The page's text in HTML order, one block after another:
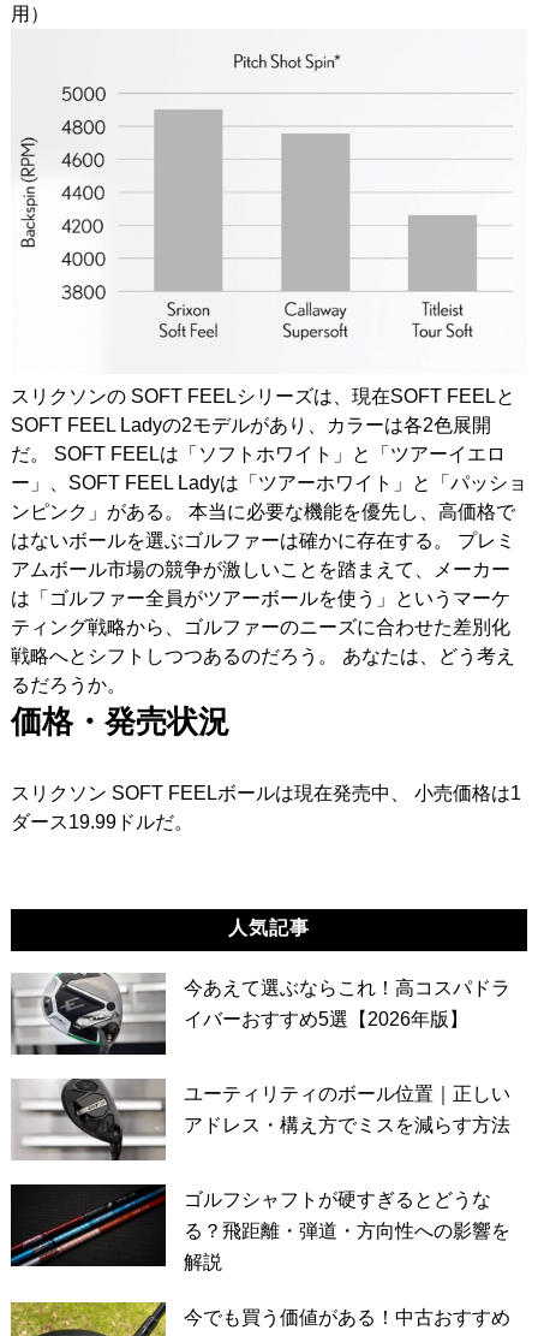
用）
スリクソンの SOFT FEELシリーズは、現在SOFT FEELと
SOFT FEEL Ladyの2モデルがあり、カラーは各2色展開
だ。 SOFT FEELは「ソフトホワイト」と「ツアーイエロ
ー」、SOFT FEEL Ladyは「ツアーホワイト」と「パッショ
ンピンク」がある。 本当に必要な機能を優先し、高価格で
はないボールを選ぶゴルファーは確かに存在する。 プレミ
アムボール市場の競争が激しいことを踏まえて、メーカー
は「ゴルファー全員がツアーボールを使う」というマーケ
ティング戦略から、ゴルファーのニーズに合わせた差別化
戦略へとシフトしつつあるのだろう。 あなたは、どう考え
るだろうか。
価格・発売状況
スリクソン SOFT FEELボールは現在発売中、 小売価格は1
ダース19.99ドルだ。
人気記事
今あえて選ぶならこれ！高コスパドラ
イバーおすすめ5選【2026年版】
ユーティリティのボール位置｜正しい
アドレス・構え方でミスを減らす方法
ゴルフシャフトが硬すぎるとどうな
る？飛距離・弾道・方向性への影響を
解説
今でも買う価値がある！中古おすすめ